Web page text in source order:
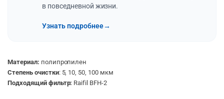
в повседневной жизни.
Узнать подробнее→
Материал: полипропилен
Степень очистки: 5, 10, 50, 100 мкм
Подходящий фильтр: Raifil BFH-2